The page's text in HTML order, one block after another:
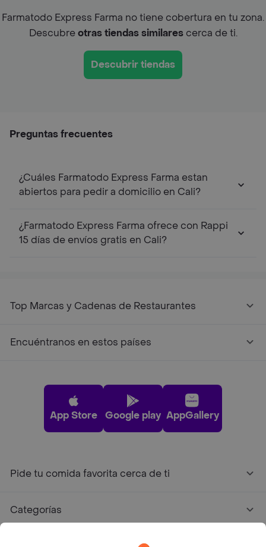
Farmatodo Express Farma no tiene cobertura en tu zona.
Descubreotras tiendas similarescerca de ti.
Descubrir tiendas
Preguntas frecuentes
¿Cuáles Farmatodo Express Farma estan
abiertos para pedir a domicilio en Cali?
¿Farmatodo Express Farma ofrece con Rappi
15 días de envíos gratis en Cali?
Top Marcas y Cadenas de Restaurantes
Encuéntranos en estos países
App Store Google play AppGallery
Pide tu comida favorita cerca de ti
Categorías